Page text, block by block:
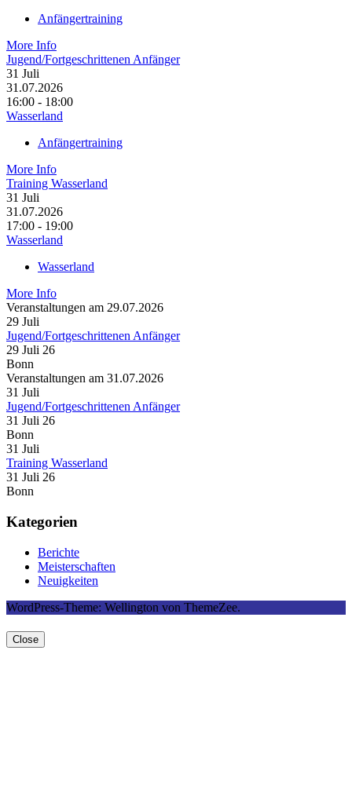
Anfängertraining
More Info
Jugend/Fortgeschrittenen Anfänger
31 Juli
31.07.2026
16:00 - 18:00
Wasserland
Anfängertraining
More Info
Training Wasserland
31 Juli
31.07.2026
17:00 - 19:00
Wasserland
Wasserland
More Info
Veranstaltungen am 29.07.2026
29 Juli
Jugend/Fortgeschrittenen Anfänger
29 Juli 26
Bonn
Veranstaltungen am 31.07.2026
31 Juli
Jugend/Fortgeschrittenen Anfänger
31 Juli 26
Bonn
31 Juli
Training Wasserland
31 Juli 26
Bonn
Kategorien
Berichte
Meisterschaften
Neuigkeiten
WordPress-Theme: Wellington von ThemeZee.
Close